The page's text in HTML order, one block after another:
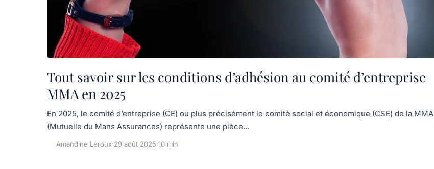
Tout savoir sur les conditions d’adhésion au comité d’entreprise
MMA en 2025
En 2025, le comité d’entreprise (CE) ou plus précisément le comité social et économique (CSE) de la MMA
(Mutuelle du Mans Assurances) représente une pièce…
Amandine Leroux·29 août 2025·10 min